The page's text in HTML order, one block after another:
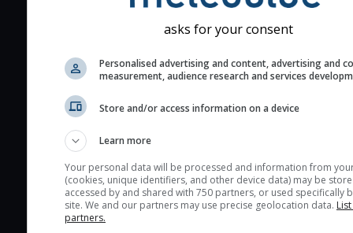
cloud cover and green
the seeing indexes and
The estimated seeing
(excellent) seeing
layers in the atmosphere.
Cloud cover ranges from
blue (0%) to white
asks for your consent
Personalised advertising and content, advertising and
measurement, audience research and services
Store and/or access information on a device
Learn more
Your personal data will be processed and information from
(cookies, unique identifiers, and other device data) may be
accessed by and shared with 750 partners, or used specifically
site. We and our partners may use precise geolocation data.
partners.